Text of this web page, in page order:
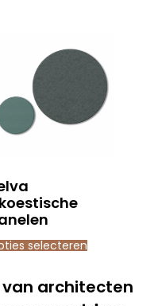
selecteren
architecten